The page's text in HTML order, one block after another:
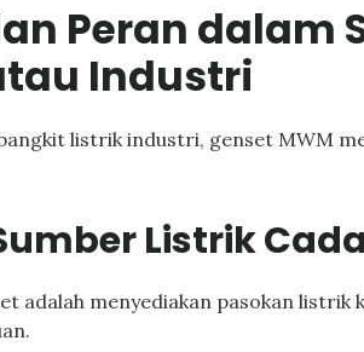
Peran dalam
Industri
listrik industri, genset MWM
Listrik
adalah menyediakan pasokan listrik